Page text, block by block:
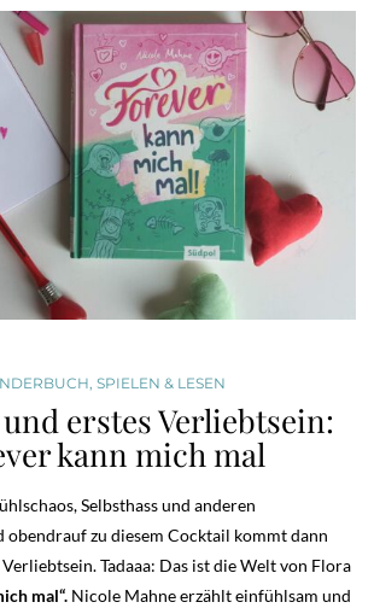
, SPIELEN & LESEN
erstes Verliebtsein:
kann mich mal
Selbsthass und anderen
obendrauf zu diesem Cocktail kommt dann
Tadaaa: Das ist die Welt von Flora
mal“. Nicole Mahne erzählt einfühlsam und